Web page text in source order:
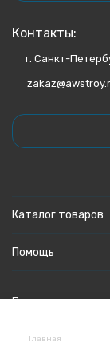
Главная
Контакты:
г. Санкт-
Каталог товаров
Помощь
Политика